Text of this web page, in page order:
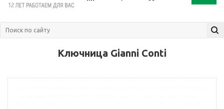
Ключница Gianni Conti